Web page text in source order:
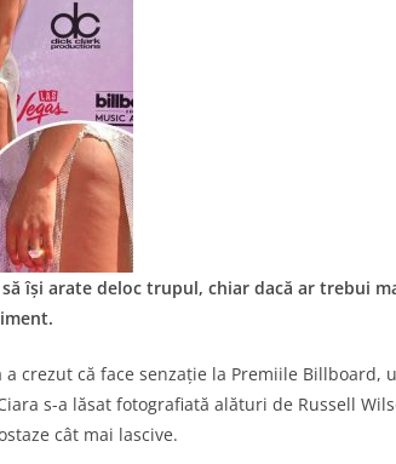
să își arate deloc trupul, chiar dacă ar trebui
crezut că face senzație la Premiile Billboard,
s-a lăsat fotografiată alături de Russell
cât mai lascive.